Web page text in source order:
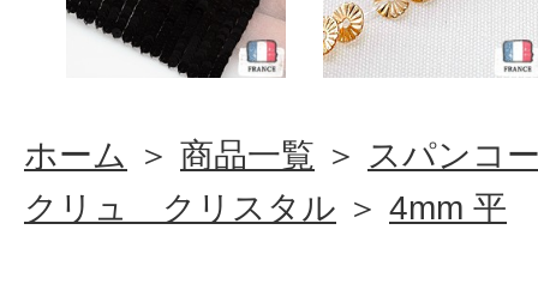
ホーム ＞ 商品一覧 ＞
スパンコ
クリュ クリスタル ＞ 4mm 平